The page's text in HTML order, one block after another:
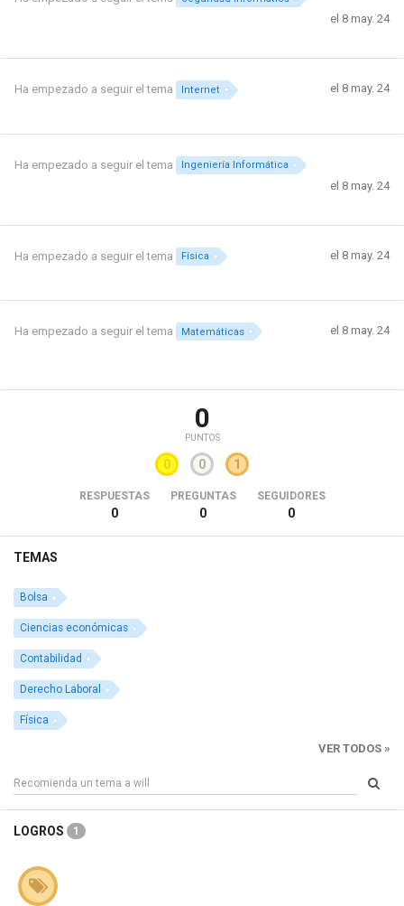
el 8 may. 24
Ha empezado a seguir el tema Internet el 8 may. 24
Ha empezado a seguir el tema Ingeniería Informática
el 8 may. 24
Ha empezado a seguir el tema Física el 8 may. 24
Ha empezado a seguir el tema Matemáticas el 8 may. 24
0
PUNTOS
0 0 1
RESPUESTAS
0
PREGUNTAS
0
SEGUIDORES
0
TEMAS
Bolsa
Ciencias económicas
Contabilidad
Derecho Laboral
Física
VER TODOS »
LOGROS 1